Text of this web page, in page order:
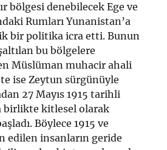
bölgesi denebilecek Ege ve
Rumları Yunanistan’a
bir politika icra etti. Bunun
bu bölgelere
Müslüman muhacir ahali
ise Zeytun sürgünüyle
27 Mayıs 1915 tarihli
birlikte kitlesel olarak
Böylece 1915 ve
edilen insanların geride